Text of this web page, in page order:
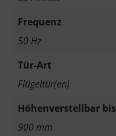
Frequenz
50 Hz
Tür-Art
Flügeltür(en)
Höhenverstellbar bis
900 mm